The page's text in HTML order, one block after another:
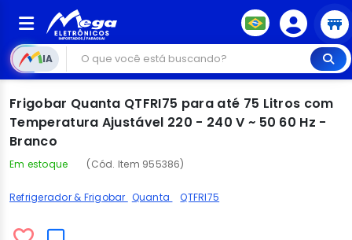
IA
Frigobar Quanta QTFRI75 para até 75 Litros com
Temperatura Ajustável 220 - 240 V ~ 50 60 Hz -
Branco
Em estoque (Cód. Item 955386)
Refrigerador & Frigobar Quanta QTFRI75